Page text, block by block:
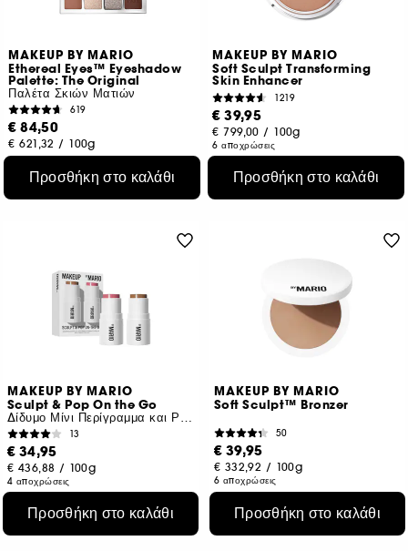
MAKEUP BY MARIO
Ethereal Eyes™ Eyeshadow
Palette: The Original
Παλέτα Σκιών Ματιών
619
€ 84,50
€ 621,32 / 100g
Προσθήκη στο καλάθι
MAKEUP BY MARIO
Soft Sculpt Transforming
Skin Enhancer
1219
€ 39,95
€ 799,00 / 100g
6 αποχρώσεις
Προσθήκη στο καλάθι
MAKEUP BY MARIO
Sculpt & Pop On the Go
Δίδυμο Μίνι Περίγραμμα και Ρουζ
13
€ 34,95
€ 436,88 / 100g
4 αποχρώσεις
Προσθήκη στο καλάθι
MAKEUP BY MARIO
Soft Sculpt™ Bronzer
50
€ 39,95
€ 332,92 / 100g
6 αποχρώσεις
Προσθήκη στο καλάθι